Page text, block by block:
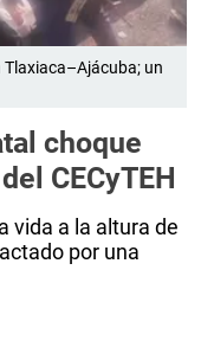
Tlaxiaca–Ajácuba; un
choque
CECyTEH
vida a la altura de
por una